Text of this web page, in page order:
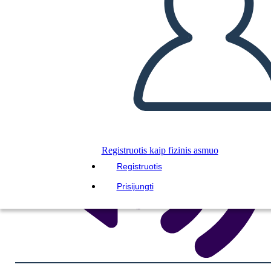
Registruotis kaip fizinis asmuo
Registruotis
Prisijungti
SKAITYK MAN